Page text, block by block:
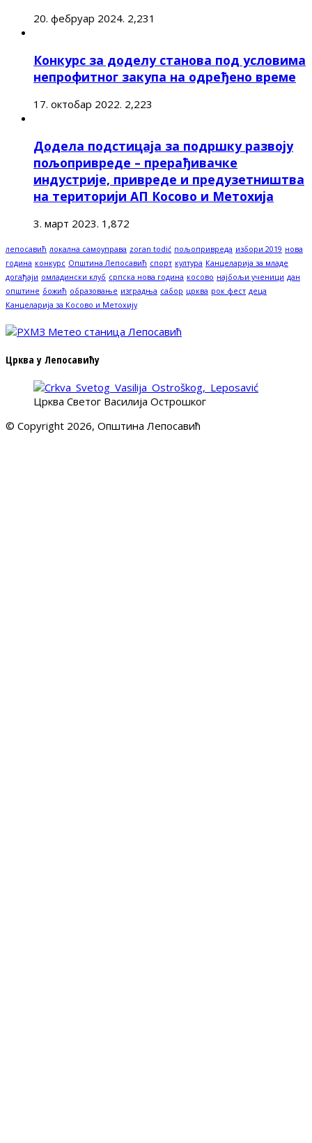
20. фебруар 2024. 2,231
Конкурс за доделу станова под условима
непрофитног закупа на одређено време
17. октобар 2022. 2,223
Додела подстицаја за подршку развоју
пољопривреде – прерађивачке
индустрије, привреде и предузетништва
на територији АП Косово и Метохија
3. март 2023. 1,872
лепосавић локална самоуправа zoran todić пољопривреда избори 2019 нова
година конкурс Општина Лепосавић спорт култура Канцеларија за младе
догађаји омладински клуб српска нова година косово најбољи ученици дан
општине божић образовање изградња сабор црква рок фест деца
Канцеларија за Косово и Метохију
Црква у Лепосавићу
Црква Светог Василија Острошког
© Copyright 2026, Општина Лепосавић